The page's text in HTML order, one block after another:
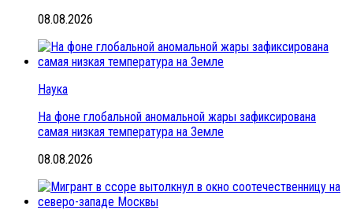
08.08.2026
Наука
На фоне глобальной аномальной жары зафиксирована
самая низкая температура на Земле
08.08.2026